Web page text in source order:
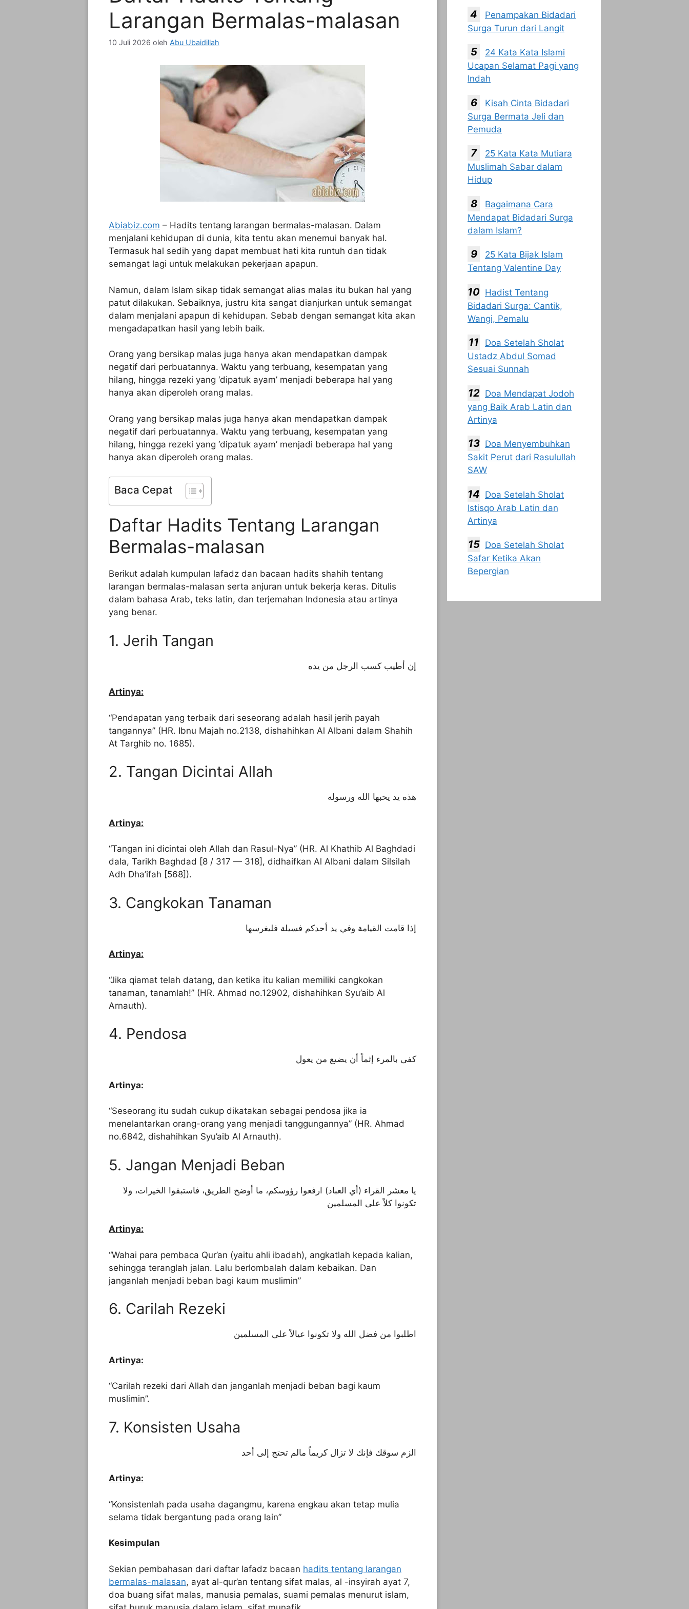
Larangan Bermalas-malasan
10 Juli 2026 oleh Abu Ubaidillah
Abiabiz.com – Hadits tentang larangan bermalas-malasan. Dalam
menjalani kehidupan di dunia, kita tentu akan menemui banyak hal.
Termasuk hal sedih yang dapat membuat hati kita runtuh dan tidak
semangat lagi untuk melakukan pekerjaan apapun.
Namun, dalam Islam sikap tidak semangat alias malas itu bukan hal yang
patut dilakukan. Sebaiknya, justru kita sangat dianjurkan untuk semangat
dalam menjalani apapun di kehidupan. Sebab dengan semangat kita akan
mengadapatkan hasil yang lebih baik.
Orang yang bersikap malas juga hanya akan mendapatkan dampak
negatif dari perbuatannya. Waktu yang terbuang, kesempatan yang
hilang, hingga rezeki yang ‘dipatuk ayam’ menjadi beberapa hal yang
hanya akan diperoleh orang malas.
Orang yang bersikap malas juga hanya akan mendapatkan dampak
negatif dari perbuatannya. Waktu yang terbuang, kesempatan yang
hilang, hingga rezeki yang ‘dipatuk ayam’ menjadi beberapa hal yang
hanya akan diperoleh orang malas.
Baca Cepat
Daftar Hadits Tentang Larangan
Bermalas-malasan
Berikut adalah kumpulan lafadz dan bacaan hadits shahih tentang
larangan bermalas-malasan serta anjuran untuk bekerja keras. Ditulis
dalam bahasa Arab, teks latin, dan terjemahan Indonesia atau artinya
yang benar.
1. Jerih Tangan
إن أطيب كسب الرجل من يده
Artinya:
“Pendapatan yang terbaik dari seseorang adalah hasil jerih payah
tangannya” (HR. Ibnu Majah no.2138, dishahihkan Al Albani dalam Shahih
At Targhib no. 1685).
2. Tangan Dicintai Allah
هذه يد يحبها الله ورسوله
Artinya:
“Tangan ini dicintai oleh Allah dan Rasul-Nya” (HR. Al Khathib Al Baghdadi
dala, Tarikh Baghdad [8 / 317 — 318], didhaifkan Al Albani dalam Silsilah
Adh Dha’ifah [568]).
3. Cangkokan Tanaman
إذا قامت القيامة وفي يد أحدكم فسيلة فليغرسها
Artinya:
“Jika qiamat telah datang, dan ketika itu kalian memiliki cangkokan
tanaman, tanamlah!” (HR. Ahmad no.12902, dishahihkan Syu’aib Al
Arnauth).
4. Pendosa
كفى بالمرء إثماً أن يضيع من يعول
Artinya:
“Seseorang itu sudah cukup dikatakan sebagai pendosa jika ia
menelantarkan orang-orang yang menjadi tanggungannya” (HR. Ahmad
no.6842, dishahihkan Syu’aib Al Arnauth).
5. Jangan Menjadi Beban
يا معشر القراء (أي العباد) ارفعوا رؤوسكم، ما أوضح الطريق، فاستبقوا الخيرات، ولا
تكونوا كلاً على المسلمين
Artinya:
“Wahai para pembaca Qur’an (yaitu ahli ibadah), angkatlah kepada kalian,
sehingga teranglah jalan. Lalu berlombalah dalam kebaikan. Dan
janganlah menjadi beban bagi kaum muslimin”
6. Carilah Rezeki
اطلبوا من فضل الله ولا تكونوا عيالاً على المسلمين
Artinya:
“Carilah rezeki dari Allah dan janganlah menjadi beban bagi kaum
muslimin”.
7. Konsisten Usaha
الزم سوقك فإنك لا تزال كريماً مالم تحتج إلى أحد
Artinya:
“Konsistenlah pada usaha dagangmu, karena engkau akan tetap mulia
selama tidak bergantung pada orang lain”
Kesimpulan
Sekian pembahasan dari daftar lafadz bacaan hadits tentang larangan
bermalas-malasan, ayat al-qur’an tentang sifat malas, al -insyirah ayat 7,
doa buang sifat malas, manusia pemalas, suami pemalas menurut islam,
Penampakan Bidadari
Surga Turun dari Langit
24 Kata Kata Islami
Ucapan Selamat Pagi yang
Indah
Kisah Cinta Bidadari
Surga Bermata Jeli dan
Pemuda
25 Kata Kata Mutiara
Muslimah Sabar dalam
Hidup
Bagaimana Cara
Mendapat Bidadari Surga
dalam Islam?
25 Kata Bijak Islam
Tentang Valentine Day
Hadist Tentang
Bidadari Surga: Cantik,
Wangi, Pemalu
Doa Setelah Sholat
Ustadz Abdul Somad
Sesuai Sunnah
Doa Mendapat Jodoh
yang Baik Arab Latin dan
Artinya
Doa Menyembuhkan
Sakit Perut dari Rasulullah
SAW
Doa Setelah Sholat
Istisqo Arab Latin dan
Artinya
Doa Setelah Sholat
Safar Ketika Akan
Bepergian